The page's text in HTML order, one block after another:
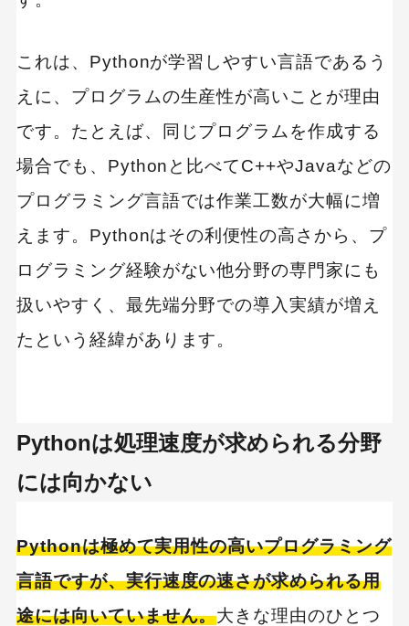
これは、Pythonが学習しやすい言語であるう
えに、プログラムの生産性が高いことが理由
です。たとえば、同じプログラムを作成する
場合でも、Pythonと比べてC++やJavaなどの
プログラミング言語では作業工数が大幅に増
えます。Pythonはその利便性の高さから、プ
ログラミング経験がない他分野の専門家にも
扱いやすく、最先端分野での導入実績が増え
たという経緯があります。
Pythonは処理速度が求められる分野
には向かない
Pythonは極めて実用性の高いプログラミング
言語ですが、実行速度の速さが求められる用
途には向いていません。大きな理由のひとつ